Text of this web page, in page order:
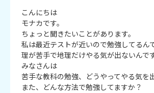
こんにちは
モナカです。
ちょっと聞きたいことがあります。
私は最近テストが近いので勉強してるん
理が苦手で地理だけやる気が出ないんです
みなさんは
苦手な教科の勉強、どうやってやる気を
また、どんな方法で勉強してますか？